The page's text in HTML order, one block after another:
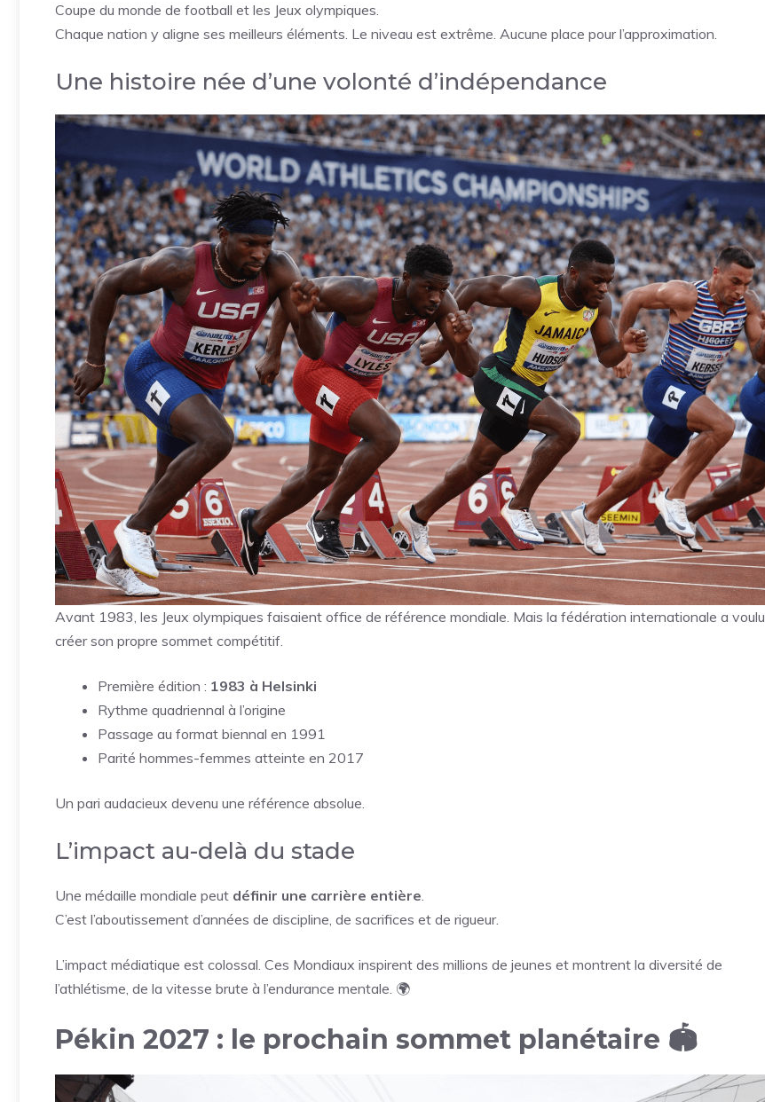
Coupe du monde de football et les Jeux olympiques.
Chaque nation y aligne ses meilleurs éléments. Le niveau est extrême. Aucune place pour l’approximation.
Une histoire née d’une volonté d’indépendance
Avant 1983, les Jeux olympiques faisaient office de référence mondiale. Mais la fédération internationale a voulu
créer son propre sommet compétitif.
Première édition : 1983 à Helsinki
Rythme quadriennal à l’origine
Passage au format biennal en 1991
Parité hommes-femmes atteinte en 2017
Un pari audacieux devenu une référence absolue.
L’impact au-delà du stade
Une médaille mondiale peut définir une carrière entière.
C’est l’aboutissement d’années de discipline, de sacrifices et de rigueur.
L’impact médiatique est colossal. Ces Mondiaux inspirent des millions de jeunes et montrent la diversité de
l’athlétisme, de la vitesse brute à l’endurance mentale. 🌍
Pékin 2027 : le prochain sommet planétaire 🏟️